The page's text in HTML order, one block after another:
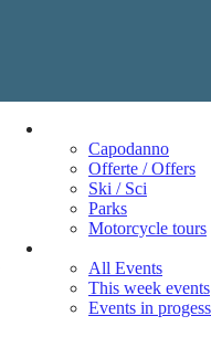
Capodanno
Offerte / Offers
Ski / Sci
Parks
Motorcycle tours
All Events
This week events
Events in progess